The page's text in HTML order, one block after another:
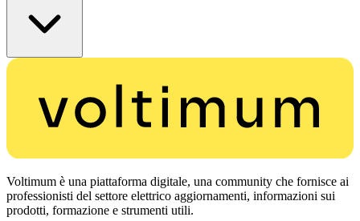
Voltimum è una piattaforma digitale, una community che fornisce ai
professionisti del settore elettrico aggiornamenti, informazioni sui
prodotti, formazione e strumenti utili.